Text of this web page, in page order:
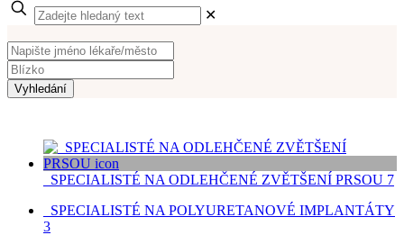
✕
Vyhledání
_SPECIALISTÉ NA ODLEHČENÉ ZVĚTŠENÍ PRSOU 7
_SPECIALISTÉ NA POLYURETANOVÉ IMPLANTÁTY
3